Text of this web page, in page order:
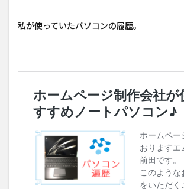
私が使っていたパソコンの履歴。